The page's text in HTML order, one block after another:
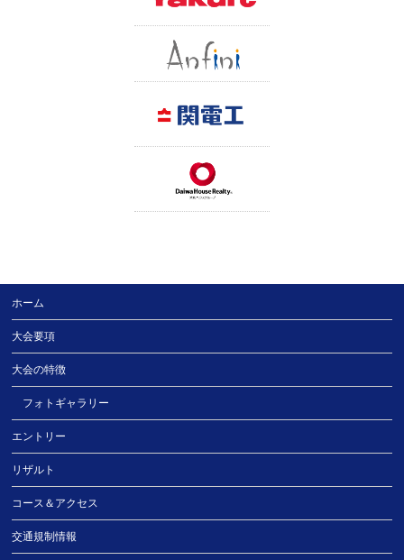
ホーム
大会要項
大会の特徴
フォトギャラリー
エントリー
リザルト
コース＆アクセス
交通規制情報